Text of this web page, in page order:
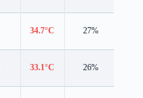
34.7°C 27%
33.1°C 26%